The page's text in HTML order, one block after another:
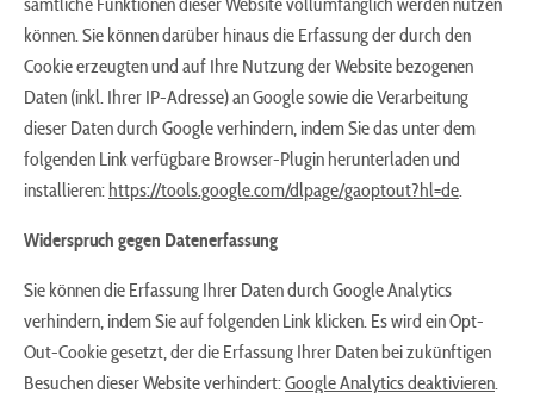
sämtliche Funktionen dieser Website vollumfänglich werden nutzen
können. Sie können darüber hinaus die Erfassung der durch den
Cookie erzeugten und auf Ihre Nutzung der Website bezogenen
Daten (inkl. Ihrer IP-Adresse) an Google sowie die Verarbeitung
dieser Daten durch Google verhindern, indem Sie das unter dem
folgenden Link verfügbare Browser-Plugin herunterladen und
installieren: https://tools.google.com/dlpage/gaoptout?hl=de
Widerspruch gegen Datenerfassung
Sie können die Erfassung Ihrer Daten durch Google Analytics
verhindern, indem Sie auf folgenden Link klicken. Es wird ein Opt-
Out-Cookie gesetzt, der die Erfassung Ihrer Daten bei zukünftigen
Besuchen dieser Website verhindert:Google Analytics deaktivieren